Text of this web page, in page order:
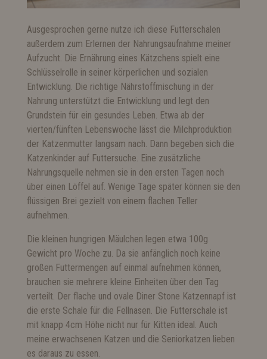
Ausgesprochen gerne nutze ich diese Futterschalen
außerdem zum Erlernen der Nahrungsaufnahme meiner
Aufzucht. Die Ernährung eines Kätzchens spielt eine
Schlüsselrolle in seiner körperlichen und sozialen
Entwicklung. Die richtige Nährstoffmischung in der
Nahrung unterstützt die Entwicklung und legt den
Grundstein für ein gesundes Leben. Etwa ab der
vierten/fünften Lebenswoche lässt die Milchproduktion
der Katzenmutter langsam nach. Dann begeben sich die
Katzenkinder auf Futtersuche. Eine zusätzliche
Nahrungsquelle nehmen sie in den ersten Tagen noch
über einen Löffel auf. Wenige Tage später können sie den
flüssigen Brei gezielt von einem flachen Teller
aufnehmen.
Die kleinen hungrigen Mäulchen legen etwa 100g
Gewicht pro Woche zu. Da sie anfänglich noch keine
großen Futtermengen auf einmal aufnehmen können,
brauchen sie mehrere kleine Einheiten über den Tag
verteilt. Der flache und ovale Diner Stone Katzennapf ist
die erste Schale für die Fellnasen. Die Futterschale ist
mit knapp 4cm Höhe nicht nur für Kitten ideal. Auch
meine erwachsenen Katzen und die Seniorkatzen lieben
es daraus zu essen.